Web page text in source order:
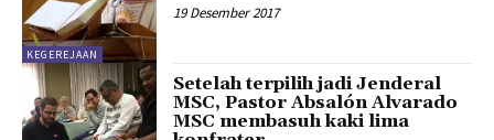
KEGEREJAAN
19 Desember 2017
Setelah terpilih jadi Jenderal
MSC, Pastor Absalón Alvarado
MSC membasuh kaki lima